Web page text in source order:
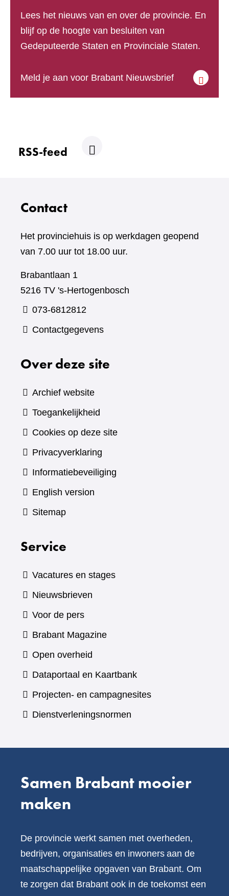
Lees het nieuws van en over de provincie. En
blijf op de hoogte van besluiten van
Gedeputeerde Staten en Provinciale Staten.
Meld je aan voor Brabant Nieuwsbrief(verwijst
RSS-feed
Contact
Het provinciehuis is op werkdagen geopend
van 7.00 uur tot 18.00 uur.
Brabantlaan 1
5216 TV 's-Hertogenbosch
073-6812812
Contactgegevens
Over deze site
Archief website
Toegankelijkheid
Cookies op deze site
Privacyverklaring
Informatiebeveiliging
English version
Sitemap
Service
Vacatures en stages
Nieuwsbrieven
Voor de pers
Brabant Magazine(verwijst
andere
website)
Open overheid
Dataportaal en Kaartbank(verwijst
naar
Projecten- en campagnesites
Dienstverleningsnormen
Samen Brabant mooier
maken
De provincie werkt samen met overheden,
bedrijven, organisaties en inwoners aan de
maatschappelijke opgaven van Brabant. Om
te zorgen dat Brabant ook in de toekomst een